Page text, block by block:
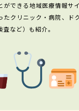
できる地域医療情報サイ
クリニック・病院、ド
など）も紹介。